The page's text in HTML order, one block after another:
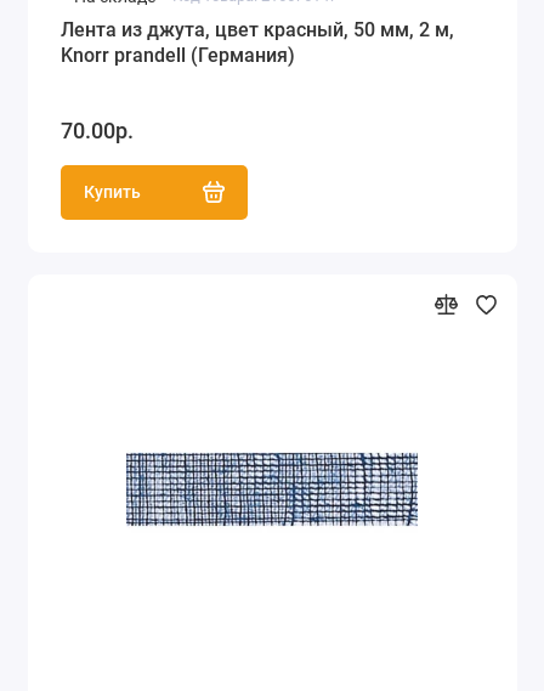
Лента из джута, цвет красный, 50 мм, 2 м,
Knorr prandell (Германия)
70.00р.
Купить